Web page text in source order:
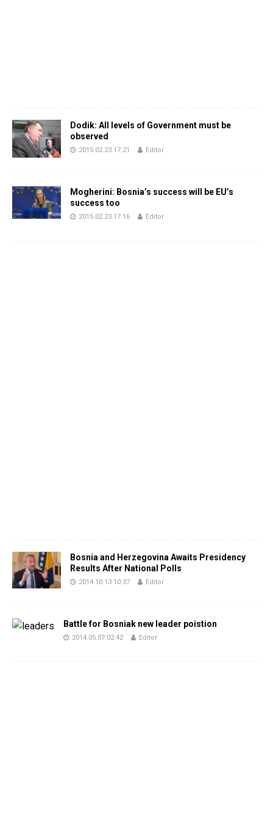
Dodik: All levels of Government must be
observed
2015.02.23 17:21 Editor
Mogherini: Bosnia’s success will be EU’s
success too
2015.02.23 17:16 Editor
Bosnia and Herzegovina Awaits Presidency
Results After National Polls
2014.10.13 10:37 Editor
Battle for Bosniak new leader poistion
2014.05.07 02:42 Editor